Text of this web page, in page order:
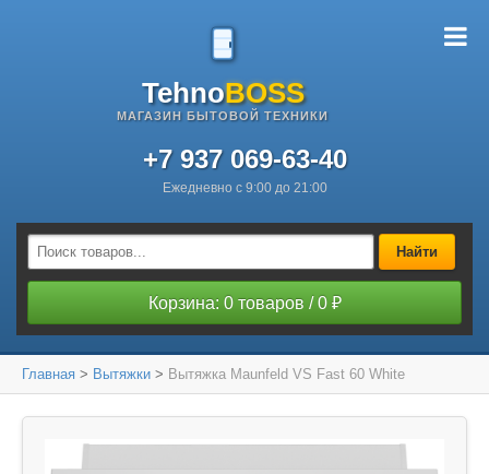
TehnoBOSS
МАГАЗИН БЫТОВОЙ ТЕХНИКИ
+7 937 069-63-40
Ежедневно с 9:00 до 21:00
Найти
Корзина: 0 товаров / 0 ₽
Главная > Вытяжки > Вытяжка Maunfeld VS Fast 60 White